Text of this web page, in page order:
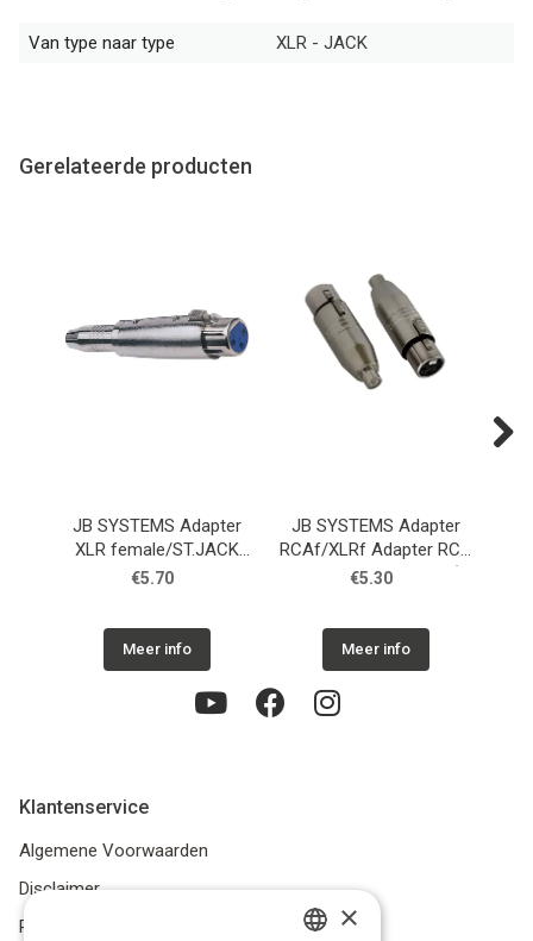
Van type naar type XLR - JACK
Gerelateerde producten
JB SYSTEMS Adapter
XLR female/ST.JACK
female 6,3mm
€5.70
Meer info
JB SYSTEMS Adapter
RCAf/XLRf Adapter RCA
female - XLR female (2
€5.30
Meer info
Klantenservice
Algemene Voorwaarden
Disclaimer
Privacybeleid
×